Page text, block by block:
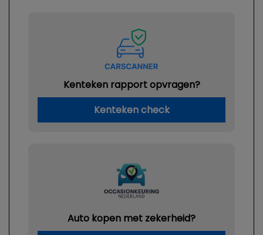
Kenteken rapport opvragen?
Kenteken check
Auto kopen met zekerheid?